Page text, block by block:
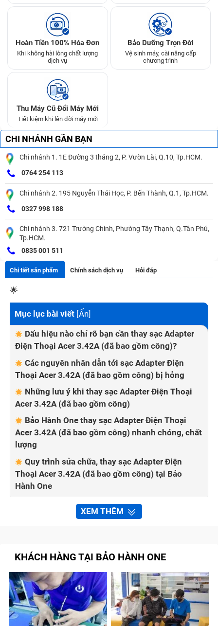
Hoàn Tiền 100% Hóa Đơn
Khi không hài lòng chất lượng
dịch vụ
Bảo Dưỡng Trọn Đời
Vệ sinh máy, cài nâng cấp
chương trình
Thu Máy Cũ Đổi Máy Mới
Tiết kiệm khi lên đời máy mới
CHI NHÁNH GẦN BẠN
Chi nhánh 1. 1E Đường 3 tháng 2, P. Vườn Lài, Q.10, Tp.HCM.
0764 254 113
Chi nhánh 2. 195 Nguyễn Thái Học, P. Bến Thành, Q.1, Tp.HCM.
0327 998 188
Chi nhánh 3. 721 Trường Chinh, Phường Tây Thạnh, Q.Tân Phú,
Tp.HCM.
0835 001 511
Chi tiết sản phẩm Chính sách dịch vụ Hỏi đáp
🌟
Mục lục bài viết [Ẩn]
Dấu hiệu nào chỉ rõ bạn cần thay sạc Adapter
Điện Thoại Acer 3.42A (đã bao gồm công)?
Các nguyên nhân dẫn tới sạc Adapter Điện
Thoại Acer 3.42A (đã bao gồm công) bị hỏng
Những lưu ý khi thay sạc Adapter Điện Thoại
Acer 3.42A (đã bao gồm công)
Bảo Hành One thay sạc Adapter Điện Thoại
Acer 3.42A (đã bao gồm công) nhanh chóng, chất
lượng
Quy trình sửa chữa, thay sạc Adapter Điện
Thoại Acer 3.42A (đã bao gồm công) tại Bảo
Hành One
Adapter điện thoại có chức năng chuyển đổi điện áp
vào pin chậm hơn hay không báo sạc, điều đầu tiên
hãy kiểm tra thử Adapter có vấn đề hay không. Cùng
Bảo Hành One tìm hiểu các dấu hiệu, nguyên nhân và
khi nào cần thay sạc Adapter điện thoại Acer 3.42A
(đã bao gồm công) trong bài viết dưới đây nhé!
XEM THÊM
KHÁCH HÀNG TẠI BẢO HÀNH ONE